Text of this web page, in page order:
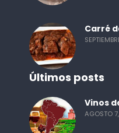
Carré
Últimos posts
Vinos
AGOSTO